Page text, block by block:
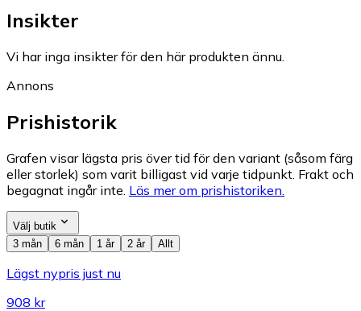
Insikter
Vi har inga insikter för den här produkten ännu.
Annons
Prishistorik
Grafen visar lägsta pris över tid för den variant (såsom färg
eller storlek) som varit billigast vid varje tidpunkt. Frakt och
begagnat ingår inte. Läs mer om prishistoriken.
Välj butik
3 mån
6 mån 1 år 2 år Allt
Lägst nypris just nu
908 kr